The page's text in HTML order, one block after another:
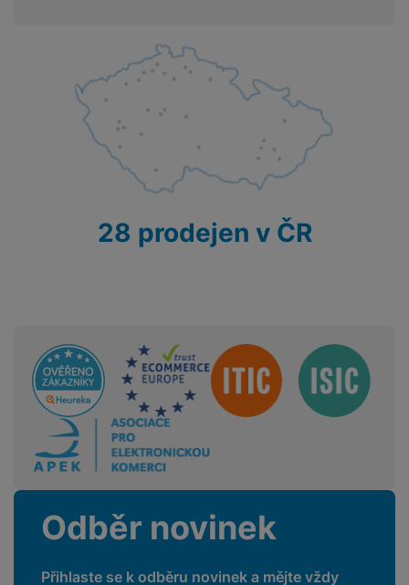
28 prodejen v ČR
Sdružení
Odběr novinek
Přihlaste se k odběru novinek a mějte vždy